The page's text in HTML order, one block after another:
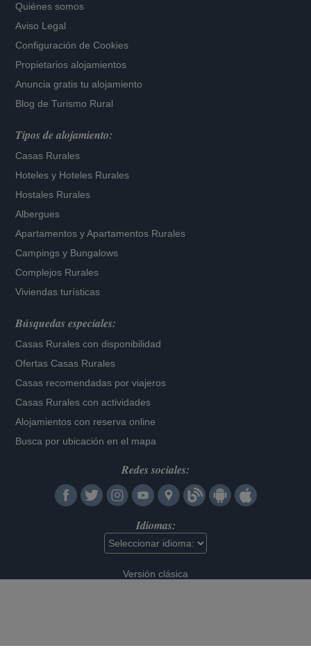
Quiénes somos
Aviso Legal
Configuración de Cookies
Propietarios alojamientos
Anuncia gratis tu alojamiento
Blog de Turismo Rural
Tipos de alojamiento:
Casas Rurales
Hoteles y Hoteles Rurales
Hostales Rurales
Albergues
Apartamentos yApartamentos Rurales
Campings y Bungalows
Complejos Rurales
Viviendas turísticas
Búsquedas especiales:
Casas Rurales con disponibilidad
Ofertas Casas Rurales
Casas recomendadas por viajeros
Casas Rurales con actividades
Alojamientos con reserva online
Busca por ubicación en el mapa
Redes sociales:
Idiomas:
Versión clásica